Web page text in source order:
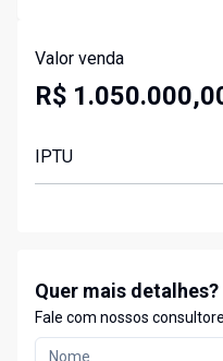
Valor venda
R$
IPTU
Quer mais
Fale com nossos